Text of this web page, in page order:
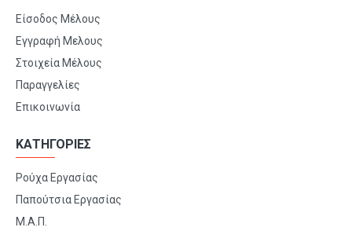
Είσοδος Μέλους
Εγγραφή Μελους
Στοιχεία Μέλους
Παραγγελίες
Επικοινωνία
ΚΑΤΗΓΟΡΙΕΣ
Ρούχα Εργασίας
Παπούτσια Εργασίας
Μ.Α.Π.